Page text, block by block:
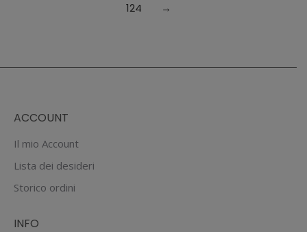
124
→
ACCOUNT
Il mio Account
Lista dei desideri
Storico ordini
INFO